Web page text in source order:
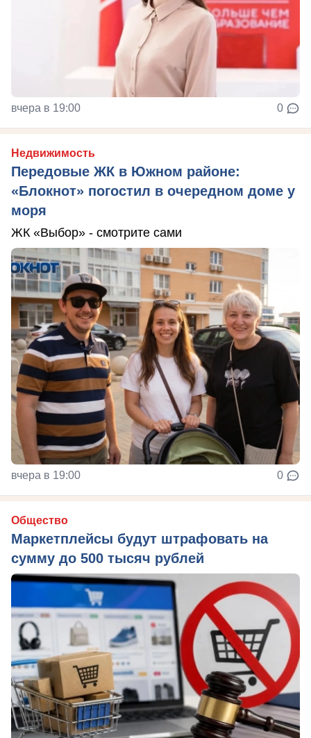
вчера в 19:00 0
Недвижимость
Передовые ЖК в Южном районе:
«Блокнот» погостил в очередном доме у
моря
ЖК «Выбор» - смотрите сами
вчера в 19:00 0
Общество
Маркетплейсы будут штрафовать на
сумму до 500 тысяч рублей